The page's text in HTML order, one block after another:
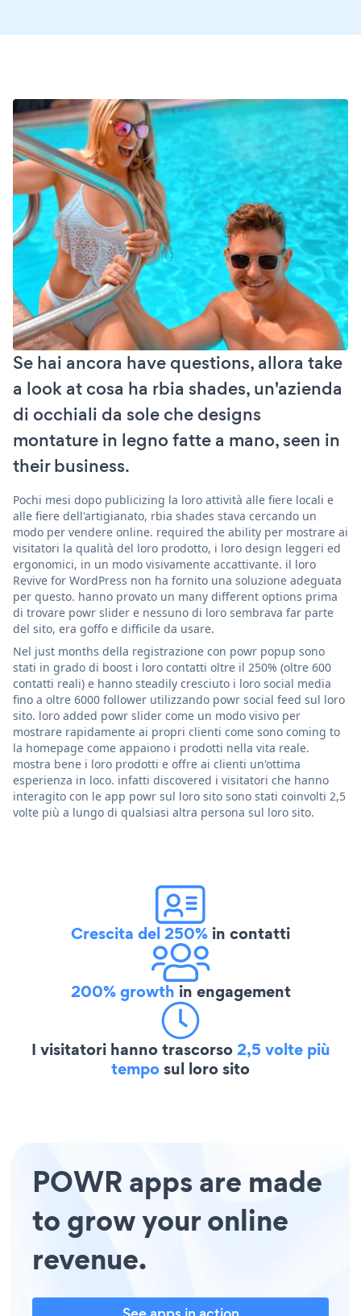
Se hai ancora have questions, allora take
a look at cosa ha rbia shades, un'azienda
di occhiali da sole che designs
montature in legno fatte a mano, seen in
their business.
Pochi mesi dopo publicizing la loro attività alle fiere locali e
alle fiere dell'artigianato, rbia shades stava cercando un
modo per vendere online. required the ability per mostrare ai
visitatori la qualità del loro prodotto, i loro design leggeri ed
ergonomici, in un modo visivamente accattivante. il loro
Revive for WordPress non ha fornito una soluzione adeguata
per questo. hanno provato un many different options prima
di trovare powr slider e nessuno di loro sembrava far parte
del sito, era goffo e difficile da usare.
Nel just months della registrazione con powr popup sono
stati in grado di boost i loro contatti oltre il 250% (oltre 600
contatti reali) e hanno steadily cresciuto i loro social media
fino a oltre 6000 follower utilizzando powr social feed sul loro
sito. loro added powr slider come un modo visivo per
mostrare rapidamente ai propri clienti come sono coming to
la homepage come appaiono i prodotti nella vita reale.
mostra bene i loro prodotti e offre ai clienti un'ottima
esperienza in loco. infatti discovered i visitatori che hanno
interagito con le app powr sul loro sito sono stati coinvolti 2,5
volte più a lungo di qualsiasi altra persona sul loro sito.
Crescita del 250% in contatti
200% growth in engagement
I visitatori hanno trascorso2,5 volte più
temposul loro sito
POWR apps are made
to grow your online
revenue.